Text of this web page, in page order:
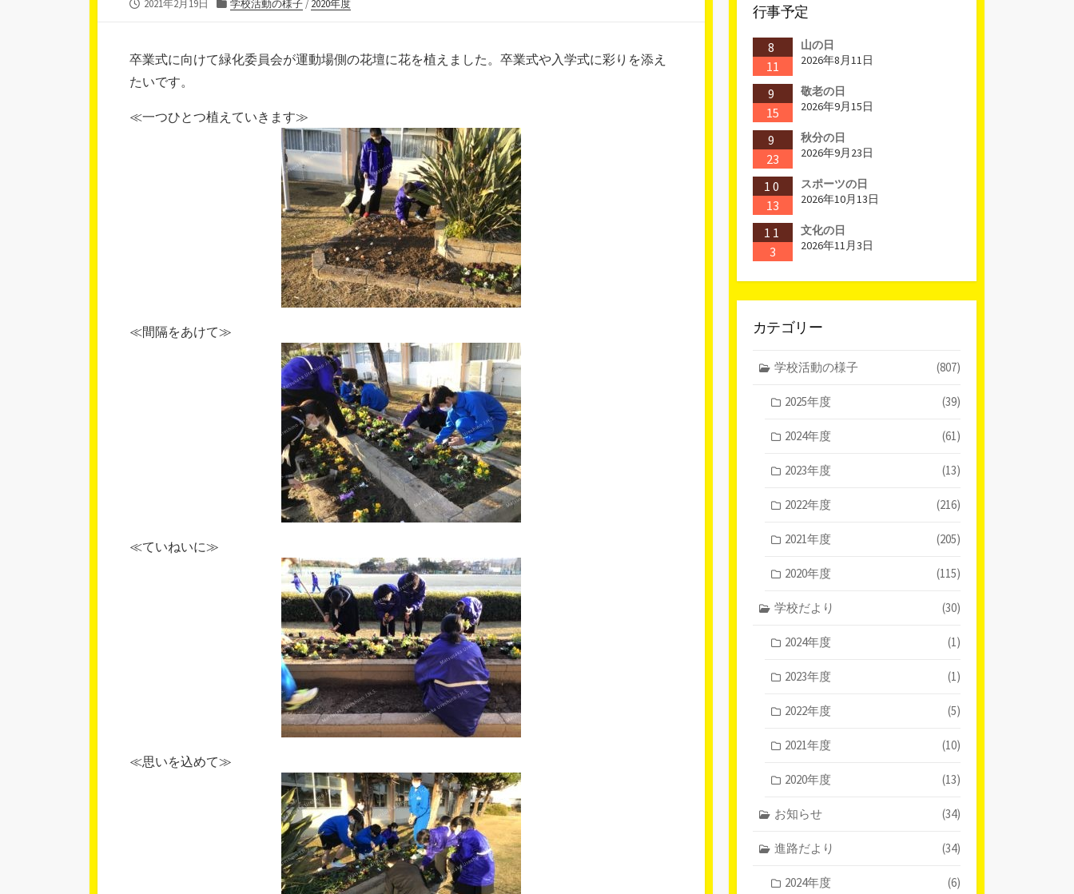
2021年2月19日
ー
学校活動の様子 /2020年度
卒業式に向けて緑化委員会が運動場側の花壇に花を植えました。卒業式や入学式に彩りを添え
たいです。
≪一つひとつ植えていきます≫
≪間隔をあけて≫
≪ていねいに≫
≪思いを込めて≫
行事予定
8
11
山の日
2026年8月11日
9
15
敬老の日
2026年9月15日
9
23
秋分の日
2026年9月23日
10
13
スポーツの日
2026年10月13日
11
3
文化の日
2026年11月3日
カテゴリー
学校活動の様子 (807)
2025年度 (39)
2024年度 (61)
2023年度 (13)
2022年度 (216)
2021年度 (205)
2020年度 (115)
学校だより (30)
2024年度 (1)
2023年度 (1)
2022年度 (5)
2021年度 (10)
2020年度 (13)
お知らせ (34)
進路だより (34)
2024年度 (6)